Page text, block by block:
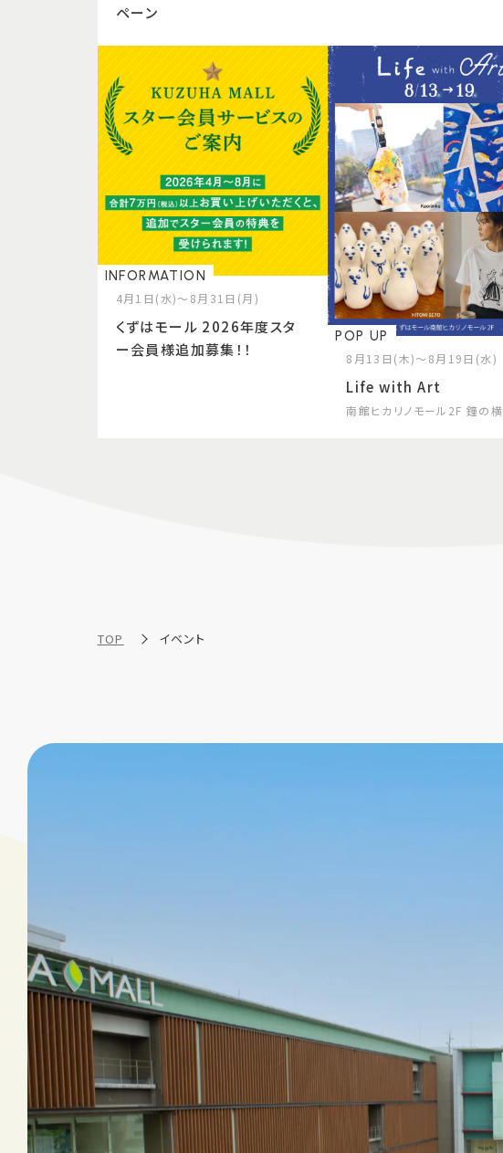
ペーン
INFORMATION
4月1日(水)～8月31日(月)
くずはモール 2026年度スタ
ー会員様追加募集！！
POP UP
8月13日(木)～8月19日(水)
Life with Art
南館ヒカリノモール2F 鐘の横
TOP イベント